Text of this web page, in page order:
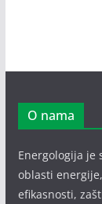
O nama
Energologija je
oblasti
efikasnosti,